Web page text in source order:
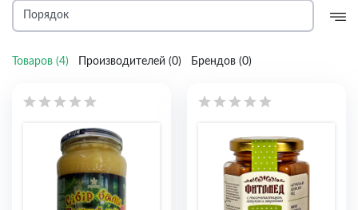
Товаров (4) Производителей (0) Брендов (0)